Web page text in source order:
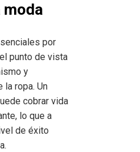
moda
por
punto de vista
y
la ropa. Un
cobrar vida
lo que a
de éxito